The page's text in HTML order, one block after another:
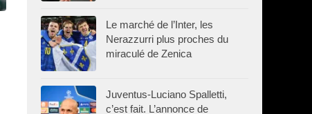
Le marché de l’Inter, les
Nerazzurri plus proches du
miraculé de Zenica
Juventus-Luciano Spalletti,
c’est fait. L’annonce de